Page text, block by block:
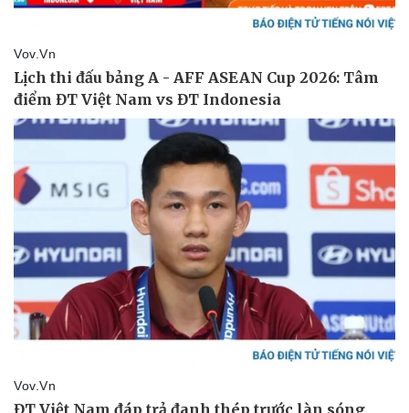
Sản phụ khoa
Nam khoa
Làm đẹp - giảm cân
Phòng mạch online
Ăn sạch sống khỏe
Tình yêu - Gia đình